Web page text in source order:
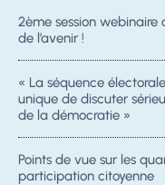
2ème session
de l’avenir !
« La séquence
unique de discuter
de la démocratie »
Points de vue sur les
participation citoyenne